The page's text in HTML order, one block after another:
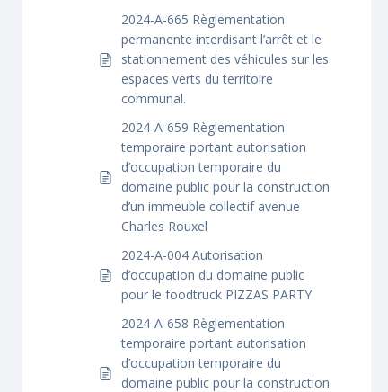
2024-A-665 Règlementation
permanente interdisant l’arrêt et le
stationnement des véhicules sur les
espaces verts du territoire
communal.
2024-A-659 Règlementation
temporaire portant autorisation
d’occupation temporaire du
domaine public pour la construction
d’un immeuble collectif avenue
Charles Rouxel
2024-A-004 Autorisation
d’occupation du domaine public
pour le foodtruck PIZZAS PARTY
2024-A-658 Règlementation
temporaire portant autorisation
d’occupation temporaire du
domaine public pour la construction